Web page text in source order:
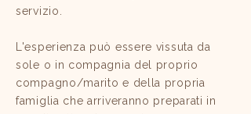
servizio.
L'esperienza può essere vissuta da
sole o in compagnia del proprio
compagno/marito e della propria
famiglia che arriveranno preparati in